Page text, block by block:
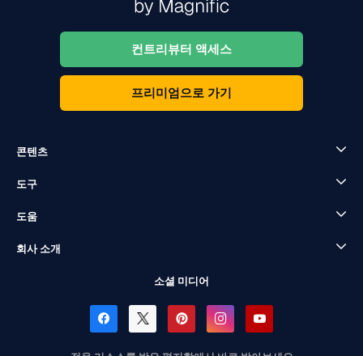
컨트리뷰터 액세스
프리미엄으로 가기
콘텐츠
도구
도움
회사 소개
소셜 미디어